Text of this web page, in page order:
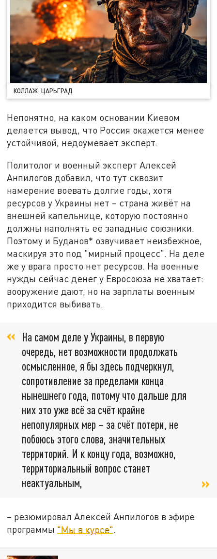
КОЛЛАЖ: ЦАРЬГРАД
Непонятно, на каком основании Киевом
делается вывод, что Россия окажется менее
устойчивой, недоумевает эксперт.
Политолог и военный эксперт Алексей
Анпилогов добавил, что тут сквозит
намерение воевать долгие годы, хотя
ресурсов у Украины нет – страна живёт на
внешней капельнице, которую постоянно
должны наполнять её западные союзники.
Поэтому и Буданов* озвучивает неизбежное,
маскируя это под "мирный процесс". На деле
же у врага просто нет ресурсов. На военные
нужды сейчас денег у Евросоюза не хватает:
вооружение дают, но на зарплаты военным
приходится выбивать.
На самом деле у Украины, в первую
очередь, нет возможности продолжать
осмысленное, я бы здесь подчеркнул,
сопротивление за пределами конца
нынешнего года, потому что дальше для
них это уже всё за счёт крайне
непопулярных мер – за счёт потери, не
побоюсь этого слова, значительных
территорий. И к концу года, возможно,
территориальный вопрос станет
неактуальным,
– резюмировал Алексей Анпилогов в эфире
программы "Мы в курсе".